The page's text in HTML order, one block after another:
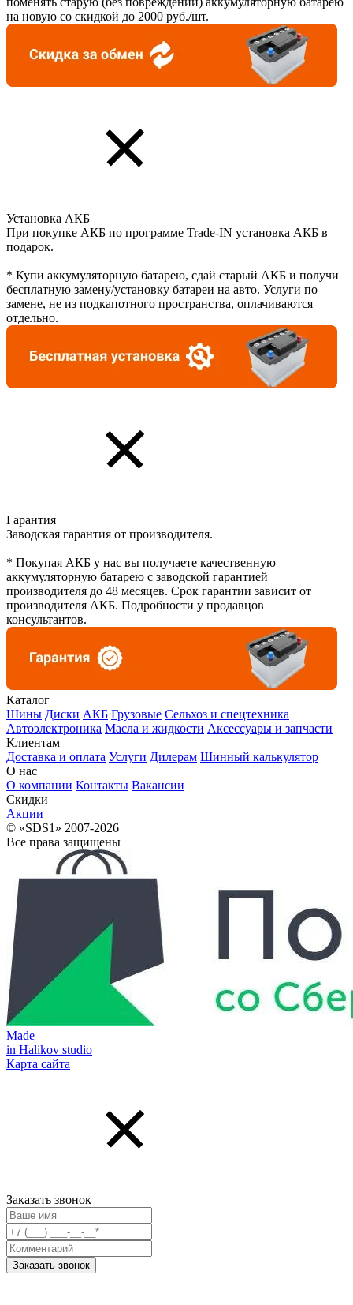
на новую со скидкой до 2000 руб./шт.
Установка АКБ
При покупке АКБ по программе Trade-IN установка АКБ в
подарок.
* Купи аккумуляторную батарею, сдай старый АКБ и получи
бесплатную замену/установку батареи на авто. Услуги по
замене, не из подкапотного пространства, оплачиваются
отдельно.
Гарантия
Заводская гарантия от производителя.
* Покупая АКБ у нас вы получаете качественную
аккумуляторную батарею с заводской гарантией
производителя до 48 месяцев. Срок гарантии зависит от
производителя АКБ. Подробности у продавцов
консультантов.
Каталог
Шины Диски АКБ Грузовые Сельхоз и спецтехника
Автоэлектроника Масла и жидкости Аксессуары и запчасти
Клиентам
Доставка и оплата Услуги Дилерам Шинный калькулятор
О нас
О компании Контакты Вакансии
Скидки
Акции
© «SDS1» 2007-2026
Все права защищены
Made
in Halikov studio
Карта сайта
Заказать звонок